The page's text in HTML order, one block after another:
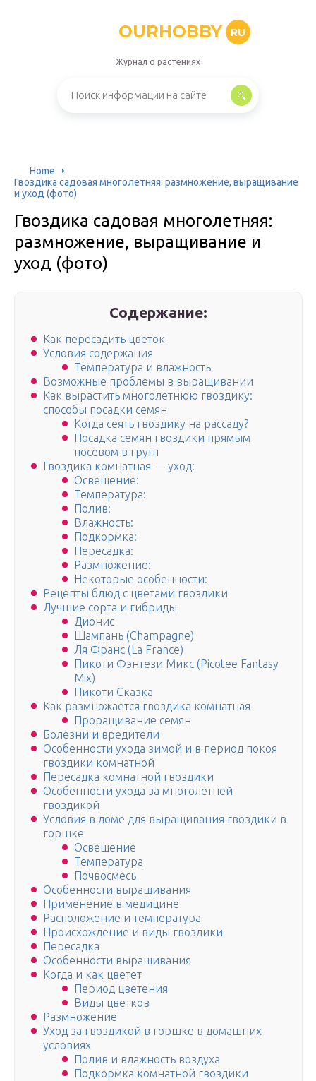
OURHOBBY RU
Журнал о растениях
Home
Гвоздика садовая многолетняя: размножение, выращивание
и уход (фото)
Гвоздика садовая многолетняя:
размножение, выращивание и
уход (фото)
Содержание:
Как пересадить цветок
Условия содержания
Температура и влажность
Возможные проблемы в выращивании
Как вырастить многолетнюю гвоздику:
способы посадки семян
Когда сеять гвоздику на рассаду?
Посадка семян гвоздики прямым
посевом в грунт
Гвоздика комнатная — уход:
Освещение:
Температура:
Полив:
Влажность:
Подкормка:
Пересадка:
Размножение:
Некоторые особенности:
Рецепты блюд с цветами гвоздики
Лучшие сорта и гибриды
Дионис
Шампань (Champagne)
Ля Франс (La France)
Пикоти Фэнтези Микс (Picotee Fantasy
Mix)
Пикоти Сказка
Как размножается гвоздика комнатная
Проращивание семян
Болезни и вредители
Особенности ухода зимой и в период покоя
гвоздики комнатной
Пересадка комнатной гвоздики
Особенности ухода за многолетней
гвоздикой
Условия в доме для выращивания гвоздики в
горшке
Освещение
Температура
Почвосмесь
Особенности выращивания
Применение в медицине
Расположение и температура
Происхождение и виды гвоздики
Пересадка
Особенности выращивания
Когда и как цветет
Период цветения
Виды цветков
Размножение
Уход за гвоздикой в горшке в домашних
условиях
Полив и влажность воздуха
Подкормка комнатной гвоздики